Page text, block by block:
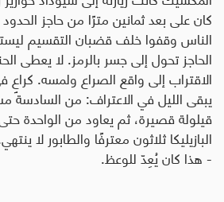
كان على بعد ثمانين مترًا من حاجز
الناس وقفوا خلف قضبان التقسيم
الحاجز تحول إلى جسر بالرمز. لا يعطى
الاقتراب إلى واقع الصراع ولمسه.
يبقى الليل في الاعتراف: من السادسة
قيلولة قصيرة، ثم يعاود من الواحدة
البازيليكا ثلاثون معترفًا والطابور لا
- هذا كان يُعِدّ للوعظ.